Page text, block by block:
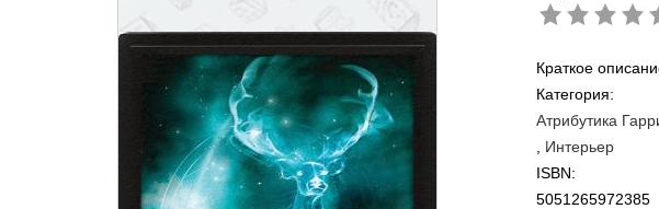
Краткое
Категория:
Атрибутика
Интерьер
ISBN:
5051265972385